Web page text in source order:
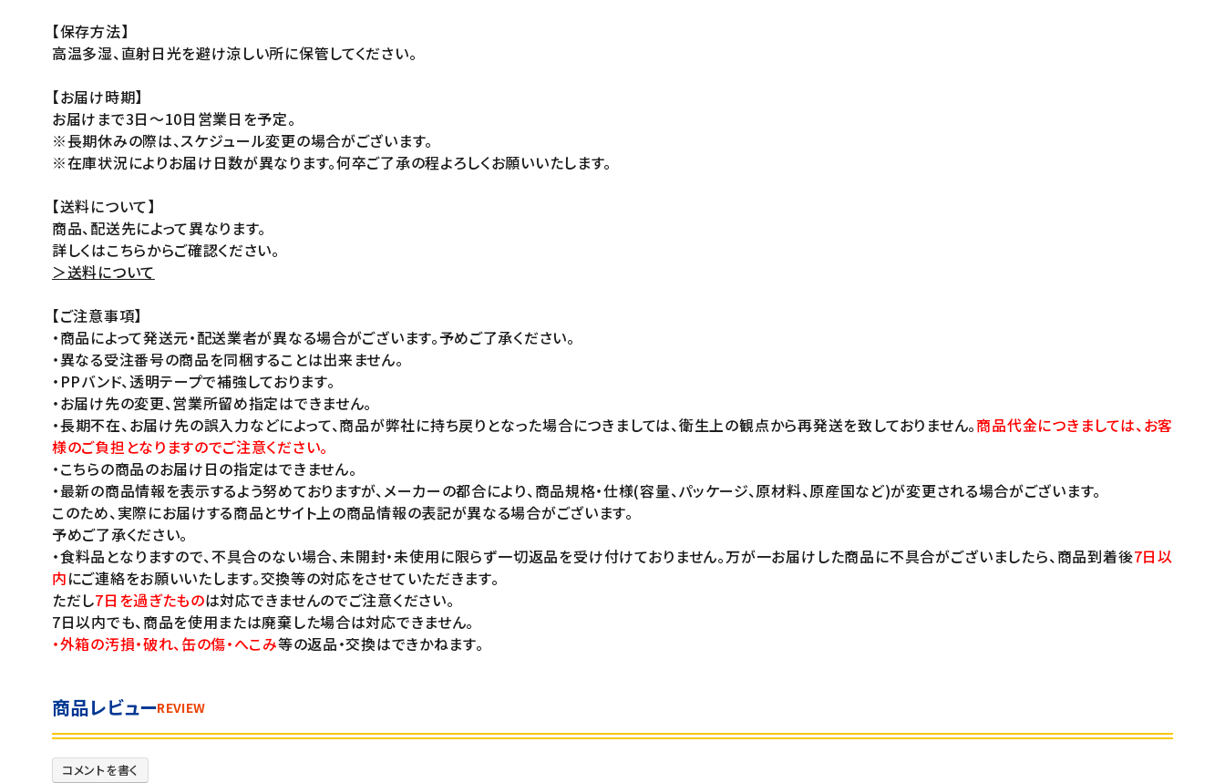
【保存方法】
高温多湿、直射日光を避け涼しい所に保管してください。
【お届け時期】
お届けまで3日～10日営業日を予定。
※長期休みの際は、スケジュール変更の場合がございます。
※在庫状況によりお届け日数が異なります。何卒ご了承の程よろしくお願いいたします。
【送料について】
商品、配送先によって異なります。
詳しくはこちらからご確認ください。
＞送料について
【ご注意事項】
・商品によって発送元・配送業者が異なる場合がございます。予めご了承ください。
・異なる受注番号の商品を同梱することは出来ません。
・PPバンド、透明テープで補強しております。
・お届け先の変更、営業所留め指定はできません。
・長期不在、お届け先の誤入力などによって、商品が弊社に持ち戻りとなった場合につきましては、衛生上の観点から再発送を致しておりません。商品代金につきましては、お客
様のご負担となりますのでご注意ください。
・こちらの商品のお届け日の指定はできません。
・最新の商品情報を表示するよう努めておりますが、メーカーの都合により、商品規格・仕様(容量、パッケージ、原材料、原産国など)が変更される場合がございます。
このため、実際にお届けする商品とサイト上の商品情報の表記が異なる場合がございます。
予めご了承ください。
・食料品となりますので、不具合のない場合、未開封・未使用に限らず一切返品を受け付けておりません。万が一お届けした商品に不具合がございましたら、商品到着後7日以
内にご連絡をお願いいたします。交換等の対応をさせていただきます。
ただし7日を過ぎたものは対応できませんのでご注意ください。
7日以内でも、商品を使用または廃棄した場合は対応できません。
・外箱の汚損・破れ、缶の傷・へこみ等の返品・交換はできかねます。
商品レビューREVIEW
コメントを書く